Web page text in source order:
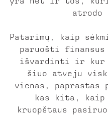
atrodo
Patarimų, kaip
paruošti finansus
išvardinti ir kur
šiuo atveju
vienas, paprastas
kas kita,
kruopštaus